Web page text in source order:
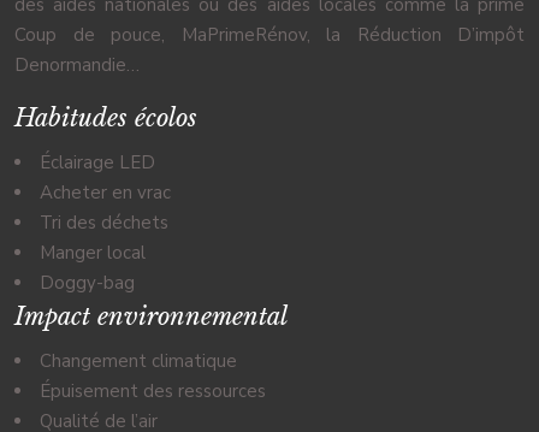
des aides nationales ou des aides locales comme la prime
Coup de pouce, MaPrimeRénov, la Réduction D’impôt
Denormandie…
Habitudes écolos
Éclairage LED
Acheter en vrac
Tri des déchets
Manger local
Doggy-bag
Impact environnemental
Changement climatique
Épuisement des ressources
Qualité de l’air